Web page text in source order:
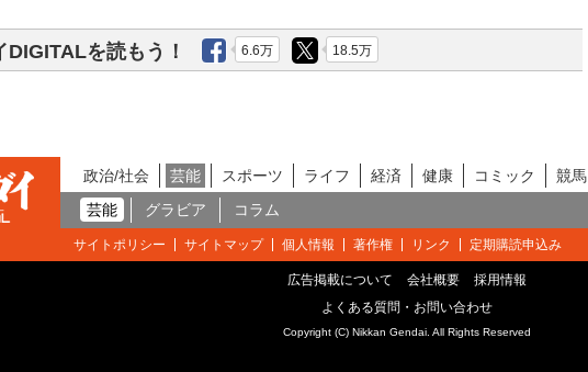
DIGITALを読もう！ 6.6万 18.5万
政治/社会 芸能 スポーツ ライフ 経済 健康 コミック 競馬
芸能
グラビア コラム
サイトポリシー サイトマップ 個人情報 著作権 リンク 定期購読申込み
広告掲載について 会社概要
採用情報
よくある質問・お問い合わせ
Copyright (C) Nikkan Gendai. All Rights Reserved